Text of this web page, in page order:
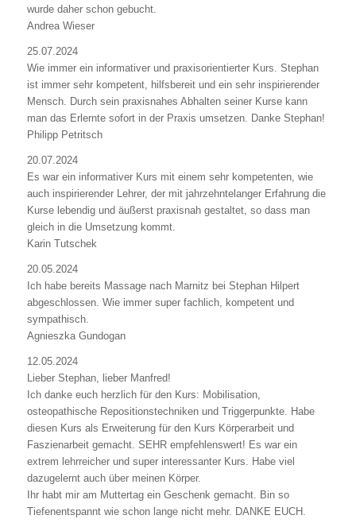
wurde daher schon gebucht.
Andrea Wieser
25.07.2024
Wie immer ein informativer und praxisorientierter Kurs. Stephan
ist immer sehr kompetent, hilfsbereit und ein sehr inspirierender
Mensch. Durch sein praxisnahes Abhalten seiner Kurse kann
man das Erlernte sofort in der Praxis umsetzen. Danke Stephan!
Philipp Petritsch
20.07.2024
Es war ein informativer Kurs mit einem sehr kompetenten, wie
auch inspirierender Lehrer, der mit jahrzehntelanger Erfahrung die
Kurse lebendig und äußerst praxisnah gestaltet, so dass man
gleich in die Umsetzung kommt.
Karin Tutschek
20.05.2024
Ich habe bereits Massage nach Marnitz bei Stephan Hilpert
abgeschlossen. Wie immer super fachlich, kompetent und
sympathisch.
Agnieszka Gundogan
12.05.2024
Lieber Stephan, lieber Manfred!
Ich danke euch herzlich für den Kurs: Mobilisation,
osteopathische Repositionstechniken und Triggerpunkte. Habe
diesen Kurs als Erweiterung für den Kurs Körperarbeit und
Faszienarbeit gemacht. SEHR empfehlenswert! Es war ein
extrem lehrreicher und super interessanter Kurs. Habe viel
dazugelernt auch über meinen Körper.
Ihr habt mir am Muttertag ein Geschenk gemacht. Bin so
Tiefenentspannt wie schon lange nicht mehr. DANKE EUCH.